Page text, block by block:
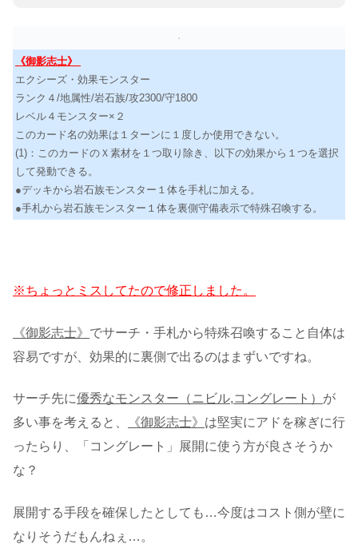
《御影志士》
エクシーズ・効果モンスター
ランク４/地属性/岩石族/攻2300/守1800
レベル４モンスター×２
このカード名の効果は１ターンに１度しか使用できない。
(1)：このカードのＸ素材を１つ取り除き、以下の効果から１つを選択
して発動できる。
●デッキから岩石族モンスター１体を手札に加える。
●手札から岩石族モンスター１体を裏側守備表示で特殊召喚する。
※ちょっとミスしてたので修正しました。
《御影志士》 でサーチ・手札から特殊召喚すること自体は
容易ですが、効果的に裏側で出るのはまずいですね。
サーチ先に優秀なモンスター（ニビル,コングレート） が
多い事を考えると、
《御影志士》 は堅実にアドを稼ぎに行
ったらり、「コングレート」展開に使う方が良さそうか
な？
展開する手段を確保したとしても…今度はコスト側が壁に
なりそうだもんねぇ…。